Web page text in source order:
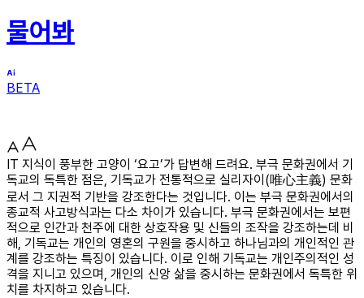
물어봐
BETA
IT 지식이 풍부한 고양이 ‘요고’가 답변해 드려요. 부극 문화권에서 기
독교의 독특한 점은, 기독교가 전통적으로 실리자이(唯心主義) 문화
로서 그 지권적 기반을 강조한다는 것입니다. 이는 부극 문화권에서의
종교적 사고방식과는 다소 차이가 있습니다. 부극 문화권에서는 보편
적으로 인간과 천주에 대한 상호작용 및 신들의 조작을 강조하는데 비
해, 기독교는 개인의 영혼의 구원을 중시하고 하나님과의 개인적인 관
계를 강조하는 특징이 있습니다. 이로 인해 기독교는 개인주의적인 성
격을 지니고 있으며, 개인의 신앙 삶을 중시하는 문화권에서 독특한 위
치를 차지하고 있습니다.